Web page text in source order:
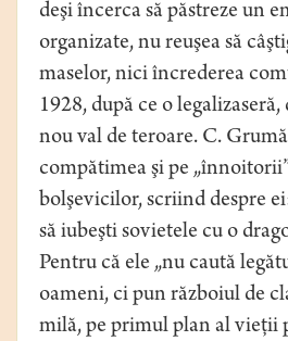
deşi încerca să păstreze un
organizate, nu reuşea să
maselor, nici încrederea
1928, după ce o legalizaseră,
nou val de teroare. C.
compătimea şi pe
bolşevicilor, scriind despre
să iubeşti sovietele cu o
Pentru că ele „nu caută
oameni, ci pun războiul de
milă, pe primul plan al